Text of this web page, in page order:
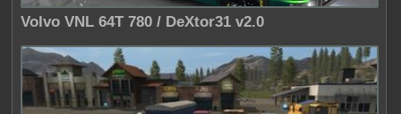
Volvo VNL 64T 780 / DeXtor31 v2.0